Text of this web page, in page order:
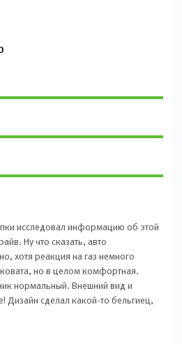
исследовал информацию об этой
Ну что сказать, авто
хотя реакция на газ немного
но в целом комфортная.
нормальный. Внешний вид и
Дизайн сделал какой-то бельгиец,
"позаимствовали" у